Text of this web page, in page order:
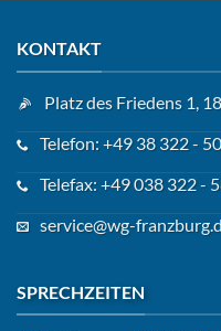
KONTAKT
Platz des Friedens 1,
Telefon: +49 38 322 -
Telefax: +49 038 322 -
service@wg-
SPRECHZEITEN